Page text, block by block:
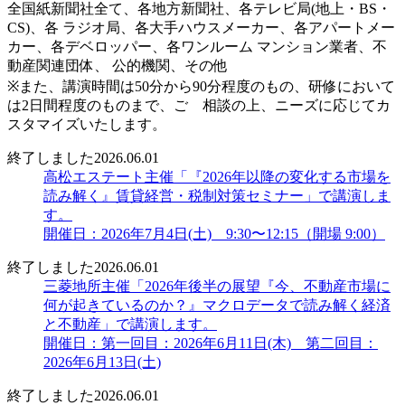
全国紙新聞社全て、各地方新聞社、各テレビ局(地上・BS・
CS)、各 ラジオ局、各大手ハウスメーカー、各アパートメー
カー、各デベロッパー、各ワンルーム マンション業者、不
動産関連団体、 公的機関、その他
※また、講演時間は50分から90分程度のもの、研修において
は2日間程度のものまで、ご゙相談の上、ニーズに応じてカ
スタマイズいたします。
終了しました2026.06.01
高松エステート主催「『2026年以降の変化する市場を
読み解く』賃貸経営・税制対策セミナー」で講演しま
す。
開催日：2026年7月4日(土) 9:30〜12:15（開場 9:00）
終了しました2026.06.01
三菱地所主催「2026年後半の展望『今、不動産市場に
何が起きているのか？』マクロデータで読み解く経済
と不動産」で講演します。
開催日：第一回目：2026年6月11日(木) 第二回目：
2026年6月13日(土)
終了しました2026.06.01